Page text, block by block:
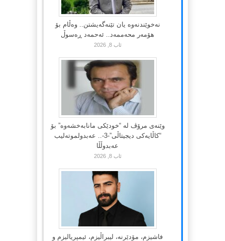
نەخوێندنەوە یان تێنەگەیشتن.. وەڵام بۆ
هۆمەر محەممەد.. ئەحمەد ڕەسوڵ
ئاب 8, 2026
وێنەی مرۆڤ لە “خودێکی مانابەخشەوە” بۆ
“کاڵایەکی دیجیتاڵی”-3-.. عەبدولموتەلیب
عەبدوڵڵا
ئاب 8, 2026
فاشیزم، مۆدێرنە، لیبراڵیزم، ئیمپریالیزم و